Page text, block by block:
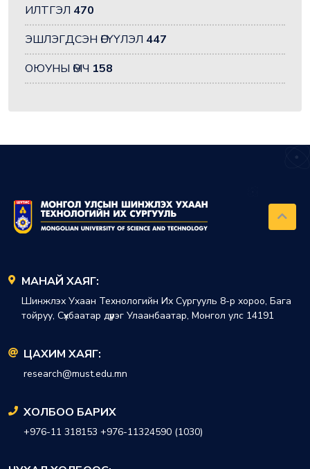
ИЛТГЭЛ 470
ЭШЛЭГДСЭН ӨГҮҮЛЭЛ 447
ОЮУНЫ ӨМЧ 158
МАНАЙ ХАЯГ:
Шинжлэх Ухаан Технологийн Их Сургууль 8-р хороо, Бага
тойруу, Сүхбаатар дүүрэг Улаанбаатар, Монгол улс 14191
ЦАХИМ ХАЯГ:
research@must.edu.mn
ХОЛБОО БАРИХ
+976-11 318153 +976-11324590 (1030)